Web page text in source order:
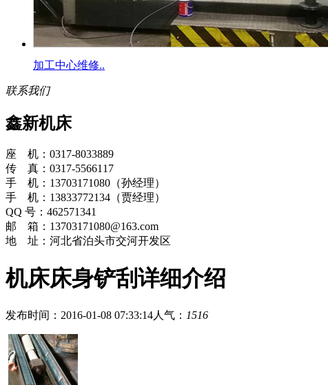
加工中心维修..
联系我们
鑫新机床
座 机：0317-8033889
传 真：0317-5566117
手 机：13703171080（孙经理）
手 机：13833772134（贾经理）
QQ 号：462571341
邮 箱：13703171080@163.com
地 址：河北省泊头市交河开发区
机床床身铲刮详细介绍
发布时间：2016-01-08 07:33:14人气： 1516